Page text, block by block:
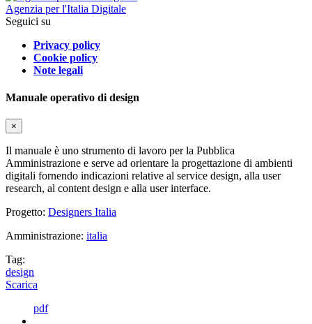
Agenzia per l'Italia Digitale
Seguici su
Privacy policy
Cookie policy
Note legali
Manuale operativo di design
×
Il manuale è uno strumento di lavoro per la Pubblica
Amministrazione e serve ad orientare la progettazione di ambienti
digitali fornendo indicazioni relative al service design, alla user
research, al content design e alla user interface.
Progetto: Designers Italia
Amministrazione: italia
Tag:
design
Scarica
pdf